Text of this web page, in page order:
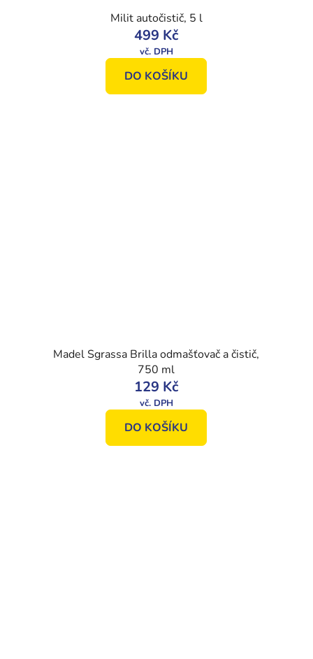
Milit autočistič, 5 l
499 Kč
DO KOŠÍKU
Madel Sgrassa Brilla odmašťovač a čistič,
750 ml
129 Kč
DO KOŠÍKU